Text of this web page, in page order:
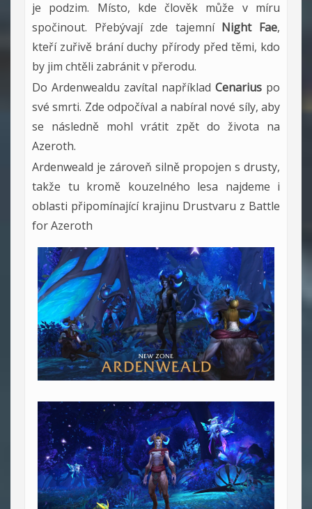
je podzim. Místo, kde člověk může v míru
spočinout. Přebývají zde tajemní Night Fae,
kteří zuřivě brání duchy přírody před těmi, kdo
by jim chtěli zabránit v přerodu.
Do Ardenwealdu zavítal například Cenarius po
své smrti. Zde odpočíval a nabíral nové síly, aby
se následně mohl vrátit zpět do života na
Azeroth.
Ardenweald je zároveň silně propojen s drusty,
takže tu kromě kouzelného lesa najdeme i
oblasti připomínající krajinu Drustvaru z Battle
for Azeroth